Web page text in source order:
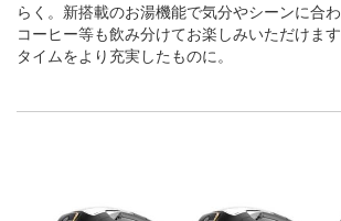
らく。新搭載のお湯機能で気分やシーンに合
コーヒー等も飲み分けてお楽しみいただけま
タイムをより充実したものに。